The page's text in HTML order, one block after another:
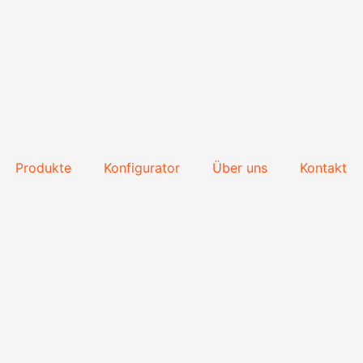
Produkte Konfigurator Über uns Kontakt